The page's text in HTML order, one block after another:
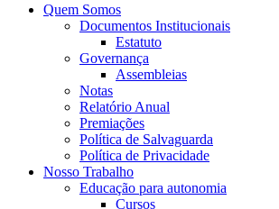
Quem Somos
Documentos Institucionais
Estatuto
Governança
Assembleias
Notas
Relatório Anual
Premiações
Política de Salvaguarda
Política de Privacidade
Nosso Trabalho
Educação para autonomia
Cursos